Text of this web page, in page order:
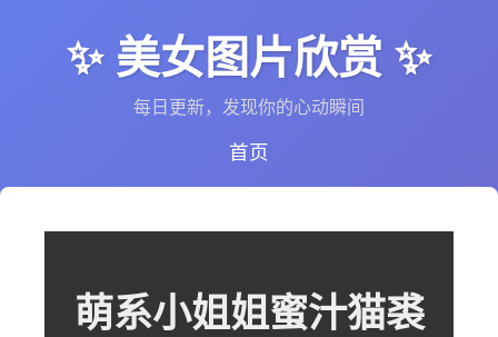
✨ 美女图片欣赏 ✨
每日更新，发现你的心动瞬间
首页
萌系小姐姐蜜汁猫裘